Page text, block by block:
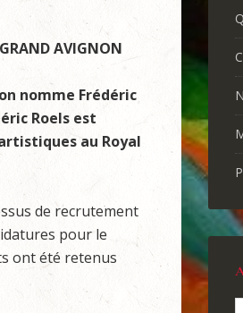
GRAND AVIGNON
nomme Frédéric
Roels est
au Royal
de recrutement
pour le
ont été retenus